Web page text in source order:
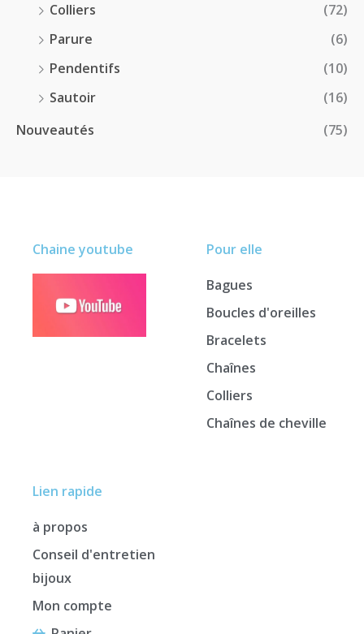
Colliers
(72)
Parure
(6)
Pendentifs
(10)
Sautoir
(16)
Nouveautés
(75)
Lien rapide
à propos
Conseil d'entretien
bijoux
Mon compte
Pour elle
Bagues
Boucles d'oreilles
Bracelets
Chaînes
Colliers
Chaînes de cheville
Chaine youtube